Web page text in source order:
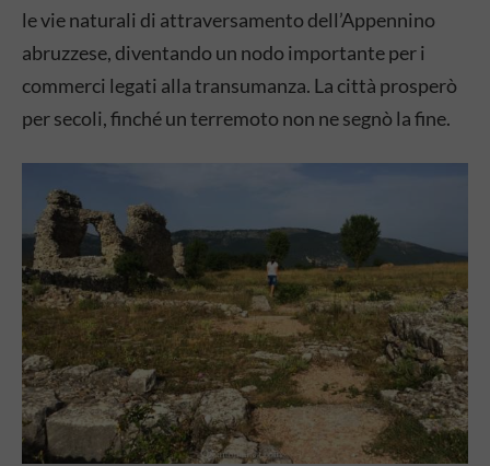
le vie naturali di attraversamento dell’Appennino
abruzzese, diventando un nodo importante per i
commerci legati alla transumanza. La città prosperò
per secoli, finché un terremoto non ne segnò la fine.